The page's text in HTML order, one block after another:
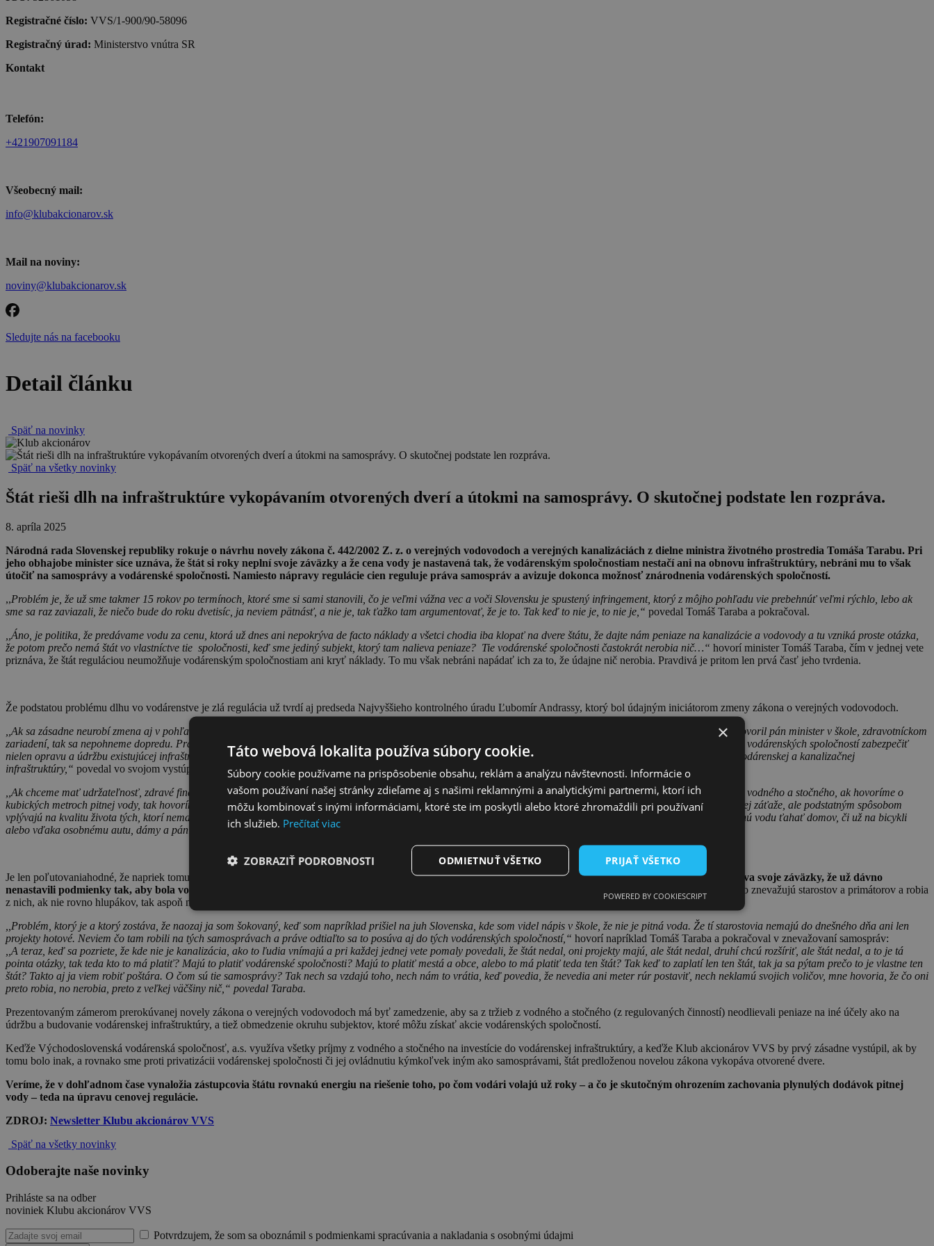
Registračné číslo: VVS/1-900/90-58096
Registračný úrad: Ministerstvo vnútra SR
Kontakt
Telefón:
+421907091184
Všeobecný mail:
info@klubakcionarov.sk
Mail na noviny:
noviny@klubakcionarov.sk
Sledujte nás na facebooku
Detail článku
Späť na novinky
Späť na všetky novinky
Štát rieši dlh na infraštruktúre vykopávaním otvorených dverí a útokmi na samosprávy. O skutočnej podstate len rozpráva.
8. apríla 2025
Národná rada Slovenskej republiky rokuje o návrhu novely zákona č. 442/2002 Z. z. o verejných vodovodoch a verejných kanalizáciách z dielne ministra životného prostredia Tomáša Tarabu. Pri
jeho obhajobe minister síce uznáva, že štát si roky neplní svoje záväzky a že cena vody je nastavená tak, že vodárenským spoločnostiam nestačí ani na obnovu infraštruktúry, nebráni mu to však
útočiť na samosprávy a vodárenské spoločnosti. Namiesto nápravy regulácie cien reguluje práva samospráv a avizuje dokonca možnosť znárodnenia vodárenských spoločností.
,,Problém je, že už sme takmer 15 rokov po termínoch, ktoré sme si sami stanovili, čo je veľmi vážna vec a voči Slovensku je spustený infringement, ktorý z môjho pohľadu vie prebehnúť veľmi rýchlo, lebo ak
sme sa raz zaviazali, že niečo bude do roku dvetisíc, ja neviem pätnásť, a nie je, tak ťažko tam argumentovať, že je to. Tak keď to nie je, to nie je,“ povedal Tomáš Taraba a pokračoval.
,,Áno, je politika, že predávame vodu za cenu, ktorá už dnes ani nepokrýva de facto náklady a všetci chodia iba klopať na dvere štátu, že dajte nám peniaze na kanalizácie a vodovody a tu vzniká proste otázka,
že potom prečo nemá štát vo vlastníctve tie spoločnosti, keď sme jediný subjekt, ktorý tam nalieva peniaze? Tie vodárenské spoločnosti častokrát nerobia nič…“ hovorí minister Tomáš Taraba, čím v jednej vete
priznáva, že štát reguláciou neumožňuje vodárenským spoločnostiam ani kryť náklady. To mu však nebráni napádať ich za to, že údajne nič nerobia. Pravdivá je pritom len prvá časť jeho tvrdenia.
Že podstatou problému dlhu vo vodárenstve je zlá regulácia už tvrdí aj predseda Najvyššieho kontrolného úradu Ľubomír Andrassy, ktorý bol údajným iniciátorom zmeny zákona o verejných vodovodoch.
,,Ak sa zásadne neurobí zmena aj v pohľade na reguláciu toho najcennejšieho, čo máme – a to je pitná voda vo vodovodnom kohútiku, či už v domácnosti, alebo, ako hovoril pán minister v škole, zdravotníckom
zariadení, tak sa nepohneme dopredu. Práve cez cenu, cez rozumnú reguláciu vodného a stočného môžeme pomôcť akcionárom, teda samosprávam, môžu manažmenty vodárenských spoločností zabezpečiť
nielen opravu a údržbu existujúcej infraštruktúry, ale vedia vytvoriť aj balík finančných prostriedkov na financovanie projektov, ktoré súvisia s rozširovaním existujúcej vodárenskej a kanalizačnej
infraštruktúry,“ povedal vo svojom vystúpení v pléne Národnej rady predseda NKÚ.
,,Ak chceme mať udržateľnosť, zdravé financovanie vodárenskej infraštruktúry, ale aj jej rozvoj, je potrebné vstúpiť aj do procesov regulácie. Ak si vezmeme, aká je cena vodného a stočného, ak hovoríme o
kubických metroch pitnej vody, tak hovoríme o smiešnych centových položkách, ktoré určite zásadným spôsobom nevplývajú na kvalitu života občana z hľadiska finančnej záťaže, ale podstatným spôsobom
vplývajú na kvalitu života tých, ktorí nemajú do ich dediny privedený vodovod a musia kupovať pitnú vodu v nákupných centrách, v obchodných centrách a musia si pitnú vodu ťahať domov, či už na bicykli
alebo vďaka osobnému autu, dámy a páni,“
zopakoval v závere svojho vystúpenia.
Je len poľutovaniahodné, že napriek tomuto precitnutiu sa ani šéf NKÚ, ani Ministerstvo životného prostredia neospravedlnili samosprávam za to, žeštát roky zanedbáva svoje záväzky, že už dávno
nenastavili podmienky tak, aby bola vodárenská infraštruktúra dobudovaná, že občania roky musia žiť v obciach bez pitnej vody a kanalizácie
a namiesto toho znevažujú starostov a primátorov a robia
z nich, ak nie rovno hlupákov, tak aspoň naznačujú ich neschopnosť.
,,Problém, ktorý je a ktorý zostáva, že naozaj ja som šokovaný, keď som napríklad prišiel na juh Slovenska, kde som videl nápis v škole, že nie je pitná voda. Že tí starostovia nemajú do dnešného dňa ani len
projekty hotové. Neviem čo tam robili na tých samosprávach a práve odtiaľto sa to posúva aj do tých vodárenských spoločností,“ hovorí napríklad Tomáš Taraba a pokračoval v znevažovaní samospráv:
,,A teraz, keď sa pozriete, že kde nie je kanalizácia, ako to ľudia vnímajú a pri každej jednej vete pomaly povedali, že štát nedal, oni projekty majú, ale štát nedal, druhí chcú rozšíriť, ale štát nedal, a to je tá
pointa otázky, tak teda kto to má platiť? Majú to platiť vodárenské spoločnosti? Majú to platiť mestá a obce, alebo to má platiť teda ten štát? Tak keď to zaplatí len ten štát, tak ja sa pýtam prečo to je vlastne ten
štát? Takto aj ja viem robiť poštára. O čom sú tie samosprávy? Tak nech sa vzdajú toho, nech nám to vrátia, keď povedia, že nevedia ani meter rúr postaviť, nech neklamú svojich voličov, mne hovoria, že čo oni
preto robia, no nerobia, preto z veľkej väčšiny nič,“ povedal Taraba.
Prezentovaným zámerom prerokúvanej novely zákona o verejných vodovodoch má byť zamedzenie, aby sa z tržieb z vodného a stočného (z regulovaných činností) neodlievali peniaze na iné účely ako na
údržbu a budovanie vodárenskej infraštruktúry, a tiež obmedzenie okruhu subjektov, ktoré môžu získať akcie vodárenských spoločností.
Keďže Východoslovenská vodárenská spoločnosť, a.s. využíva všetky príjmy z vodného a stočného na investície do vodárenskej infraštruktúry, a keďže Klub akcionárov VVS by prvý zásadne vystúpil, ak by
tomu bolo inak, a rovnako sme proti privatizácii vodárenskej spoločnosti či jej ovládnutiu kýmkoľvek iným ako samosprávami, štát predloženou novelou zákona vykopáva otvorené dvere.
Veríme, že v dohľadnom čase vynaložia zástupcovia štátu rovnakú energiu na riešenie toho, po čom vodári volajú už roky – a čo je skutočným ohrozením zachovania plynulých dodávok pitnej
vody – teda na úpravu cenovej regulácie.
ZDROJ: Newsletter Klubu akcionárov VVS
Späť na všetky novinky
Odoberajte naše novinky
Prihláste sa na odber
noviniek Klubu akcionárov VVS
Potvrdzujem, že som sa oboznámil s podmienkami spracúvania a nakladania s osobnými údajmi
×
Táto webová lokalita používa súbory cookie.
Súbory cookie používame na prispôsobenie obsahu, reklám a analýzu návštevnosti. Informácie o
vašom používaní našej stránky zdieľame aj s našimi reklamnými a analytickými partnermi, ktorí ich
môžu kombinovať s inými informáciami, ktoré ste im poskytli alebo ktoré zhromaždili pri používaní
ich služieb. Prečítať viac
PRIJAŤ VŠETKO
ODMIETNUŤ VŠETKO
ZOBRAZIŤ PODROBNOSTI
POWERED BY COOKIESCRIPT